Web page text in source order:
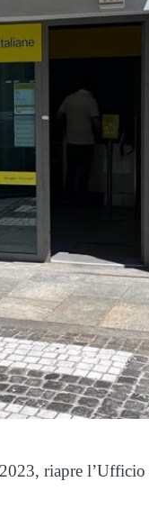
riapre l’Ufficio